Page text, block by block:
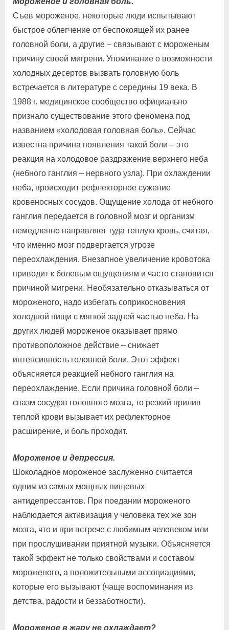
Съев мороженое, некоторые люди испытывают
быстрое облегчение от беспокоящей их ранее
головной боли, а другие – связывают с мороженым
причину своей мигрени. Упоминание о возможности
холодных десертов вызвать головную боль
встречается в литературе с середины 19 века. В
1988 г. медицинское сообщество официально
признало существование этого феномена под
названием «холодовая головная боль». Сейчас
известна причина появления такой боли – это
реакция на холодовое раздражение верхнего неба
(небного ганглия – нервного узла). При охлаждении
неба, происходит рефлекторное сужение
кровеносных сосудов. Ощущение холода от небного
ганглия передается в головной мозг и организм
немедленно направляет туда теплую кровь, считая,
что именно мозг подвергается угрозе
переохлаждения. Внезапное увеличение кровотока
приводит к болевым ощущениям и часто становится
причиной мигрени. Необязательно отказываться от
мороженого, надо избегать соприкосновения
холодной пищи с мягкой задней частью неба. На
других людей мороженое оказывает прямо
противоположное действие – снижает
интенсивность головной боли. Этот эффект
объясняется реакцией небного ганглия на
переохлаждение. Если причина головной боли –
спазм сосудов головного мозга, то резкий прилив
теплой крови вызывает их рефлекторное
расширение, и боль проходит.
Мороженое и депрессия.
Шоколадное мороженое заслуженно считается
одним из самых мощных пищевых
антидепрессантов. При поедании мороженого
наблюдается активизация у человека тех же зон
мозга, что и при встрече с любимым человеком или
при прослушивании приятной музыки. Объясняется
такой эффект не только свойствами и составом
мороженого, а положительными ассоциациями,
которые его вызывают (чаще воспоминания из
детства, радости и беззаботности).
Мороженое в жару не охлаждает?